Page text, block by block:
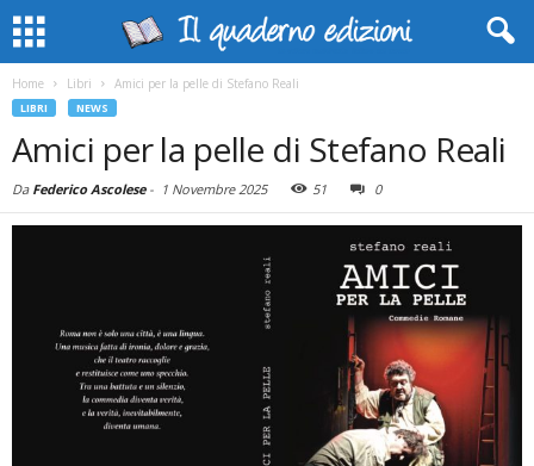
Home Libri Amici per la pelle di Stefano Reali
LIBRI NEWS
Amici per la pelle di Stefano Reali
Da Federico Ascolese- 1 Novembre 2025 51 0